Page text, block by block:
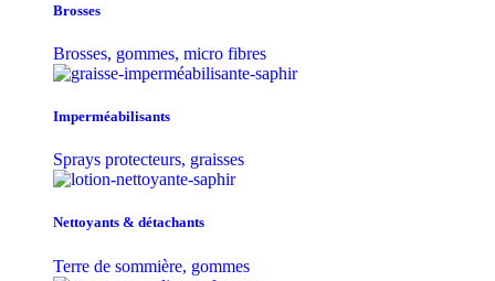
Brosses
Brosses, gommes, micro fibres
Imperméabilisants
Sprays protecteurs, graisses
Nettoyants & détachants
Terre de sommière, gommes